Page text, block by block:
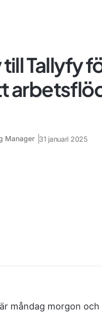
Tallyfy
Manager 31 januari 2025
måndag morgon